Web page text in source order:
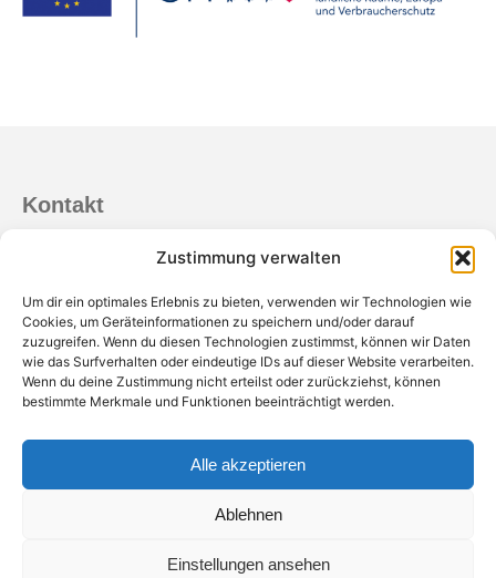
Zustimmung verwalten
Um dir ein optimales Erlebnis zu bieten, verwenden wir Technologien wie
Cookies, um Geräteinformationen zu speichern und/oder darauf
zuzugreifen. Wenn du diesen Technologien zustimmst, können wir Daten
wie das Surfverhalten oder eindeutige IDs auf dieser Website verarbeiten.
Wenn du deine Zustimmung nicht erteilst oder zurückziehst, können
bestimmte Merkmale und Funktionen beeinträchtigt werden.
Alle akzeptieren
Ablehnen
Einstellungen ansehen
Kontakt
info@netzwerkmanagement-ar-sh.de
Impressum
Datenschutz
RSS-Feed